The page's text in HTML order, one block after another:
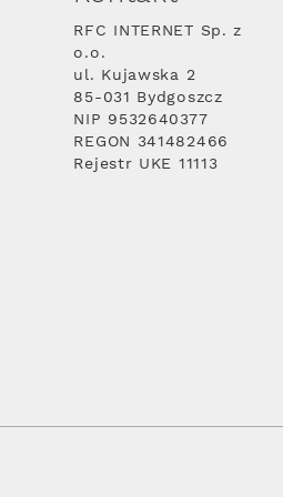
RFC INTERNET Sp. z
o.o.
ul. Kujawska 2
85-031 Bydgoszcz
NIP 9532640377
REGON 341482466
Rejestr UKE 11113